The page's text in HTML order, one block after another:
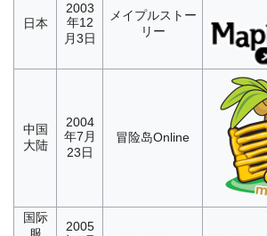
日本
2003
年12
月3日
メイプルストー
リー
中国
大陆
2004
年7月
23日
冒险岛Online
国际
2005